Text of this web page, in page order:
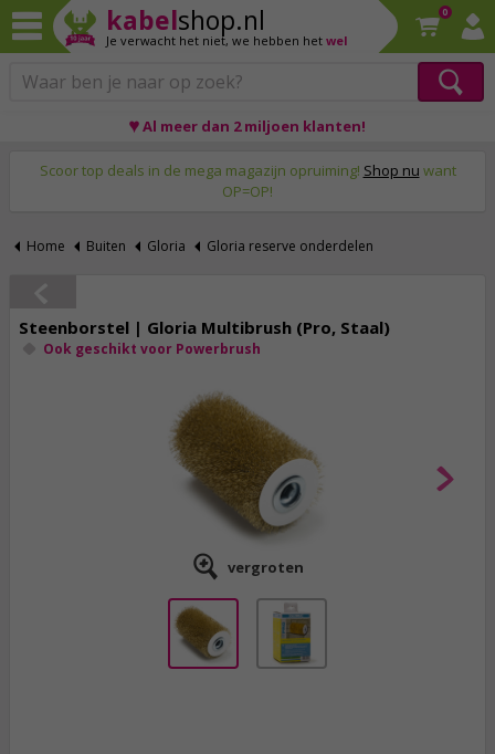
kabelshop.nl
Je verwacht het niet, we hebben het wel
0
♥ Al meer dan 2 miljoen klanten!
Scoor top deals in de mega magazijn opruiming! Shop nu want
OP=OP!
Home Buiten Gloria Gloria reserve onderdelen
Steenborstel | Gloria Multibrush (Pro, Staal)
Ook geschikt voor Powerbrush
vergroten